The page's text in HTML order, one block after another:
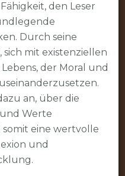
den Leser
Durch seine
mit existenziellen
der Moral und
an, über die
Werte
eine wertvolle
und